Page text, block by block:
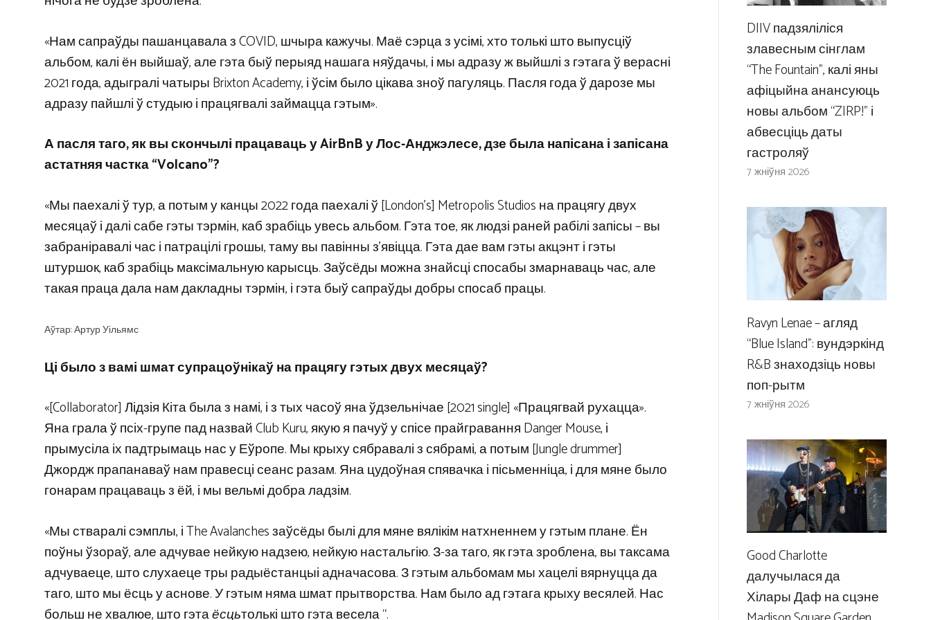
«Нам сапраўды пашанцавала з COVID, шчыра кажучы. Маё сэрца з усімі, хто толькі што выпусціў
альбом, калі ён выйшаў, але гэта быў перыяд нашага няўдачы, і мы адразу ж выйшлі з гэтага ў верасні
2021 года, адыгралі чатыры Brixton Academy, і ўсім было цікава зноў пагуляць. Пасля года ў дарозе мы
адразу пайшлі ў студыю і працягвалі займацца гэтым».
А пасля таго, як вы скончылі працаваць у AirBnB у Лос-Анджэлесе, дзе была напісана і запісана
астатняя частка “Volcano”?
«Мы паехалі ў тур, а потым у канцы 2022 года паехалі ў [London’s] Metropolis Studios на працягу двух
месяцаў і далі сабе гэты тэрмін, каб зрабіць увесь альбом. Гэта тое, як людзі раней рабілі запісы – вы
забраніравалі час і патрацілі грошы, таму вы павінны з’явіцца. Гэта дае вам гэты акцэнт і гэты
штуршок, каб зрабіць максімальную карысць. Заўсёды можна знайсці спосабы змарнаваць час, але
такая праца дала нам дакладны тэрмін, і гэта быў сапраўды добры спосаб працы.
Аўтар: Артур Уільямс
Ці было з вамі шмат супрацоўнікаў на працягу гэтых двух месяцаў?
«[Collaborator] Лідзія Кіта была з намі, і з тых часоў яна ўдзельнічае [2021 single] «Працягвай рухацца».
Яна грала ў псіх-групе пад назвай Club Kuru, якую я пачуў у спісе прайгравання Danger Mouse, і
прымусіла іх падтрымаць нас у Еўропе. Мы крыху сябравалі з сябрамі, а потым [Jungle drummer]
Джордж прапанаваў нам правесці сеанс разам. Яна цудоўная спявачка і пісьменніца, і для мяне было
гонарам працаваць з ёй, і мы вельмі добра ладзім.
«Мы стваралі сэмплы, і The Avalanches заўсёды былі для мяне вялікім натхненнем у гэтым плане. Ён
поўны ўзораў, але адчувае нейкую надзею, нейкую настальгію. З-за таго, як гэта зроблена, вы таксама
адчуваеце, што слухаеце тры радыёстанцыі адначасова. З гэтым альбомам мы хацелі вярнуцца да
таго, што мы ёсць у аснове. У гэтым няма шмат прытворства. Нам было ад гэтага крыху весялей. Нас
больш не хвалюе, што гэтаёсцьтолькі што гэта весела “.
DIIV падзяліліся
злавесным сінглам
“The Fountain”, калі яны
афіцыйна анансуюць
новы альбом “ZIRP!” і
абвесціць даты
гастроляў
7 жніўня 2026
Ravyn Lenae – агляд
“Blue Island”: вундэркінд
R&B знаходзіць новы
поп-рытм
7 жніўня 2026
Good Charlotte
далучылася да
Хілары Даф на сцэне